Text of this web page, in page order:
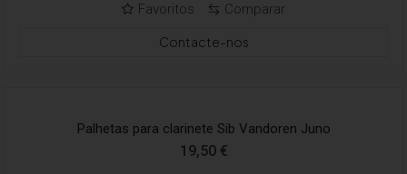
Favoritos
Comparar
Contacte-nos
Palhetas para clarinete Sib Vandoren Juno
19,50 €